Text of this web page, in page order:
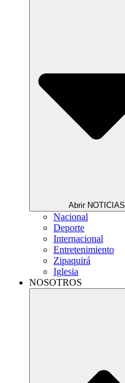
Abrir NOTICIAS
Nacional
Deporte
Internacional
Entretenimiento
Zipaquirá
Iglesia
NOSOTROS